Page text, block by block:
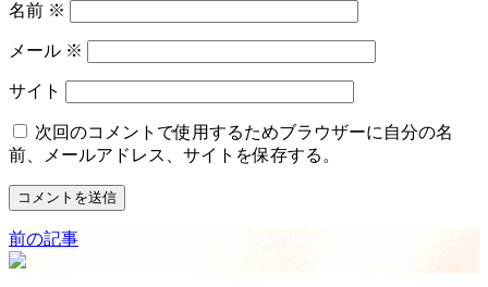
名前 ※
メール ※
サイト
次回のコメントで使用するためブラウザーに自分の名
前、メールアドレス、サイトを保存する。
前の記事